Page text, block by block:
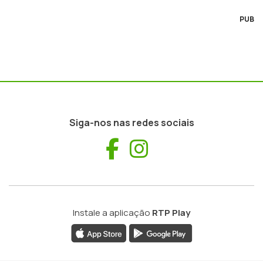
PUB
Siga-nos nas redes sociais
Facebook
Instale a aplicação RTP Play